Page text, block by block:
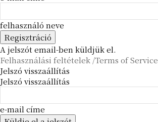
felhasználó neve
A jelszót email-ben küldjük el.
Felhasználási feltételek /Terms of Service
Jelszó visszaállítás
Jelszó visszaállítás
e-mail címe